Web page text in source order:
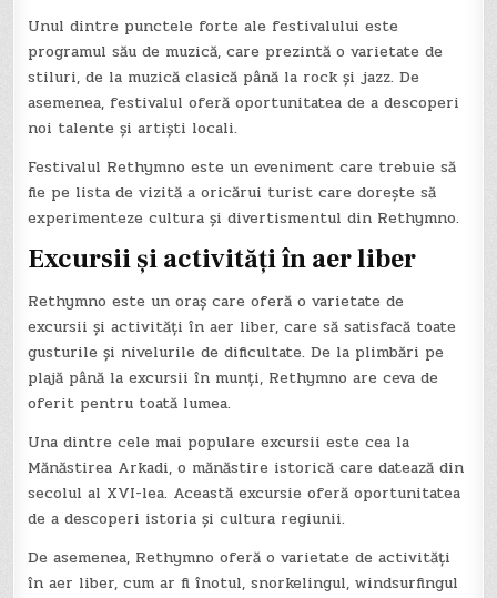
Unul dintre punctele forte ale festivalului este
programul său de muzică, care prezintă o varietate de
stiluri, de la muzică clasică până la rock și jazz. De
asemenea, festivalul oferă oportunitatea de a descoperi
noi talente și artiști locali.
Festivalul Rethymno este un eveniment care trebuie să
fie pe lista de vizită a oricărui turist care dorește să
experimenteze cultura și divertismentul din Rethymno.
Excursii și activități în aer liber
Rethymno este un oraș care oferă o varietate de
excursii și activități în aer liber, care să satisfacă toate
gusturile și nivelurile de dificultate. De la plimbări pe
plajă până la excursii în munți, Rethymno are ceva de
oferit pentru toată lumea.
Una dintre cele mai populare excursii este cea la
Mănăstirea Arkadi, o mănăstire istorică care datează din
secolul al XVI-lea. Această excursie oferă oportunitatea
de a descoperi istoria și cultura regiunii.
De asemenea, Rethymno oferă o varietate de activități
în aer liber, cum ar fi înotul, snorkelingul, windsurfingul